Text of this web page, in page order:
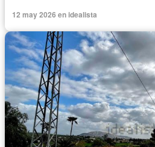
12 may 2026 en idealista